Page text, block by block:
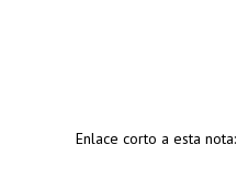
Enlace corto a esta nota: